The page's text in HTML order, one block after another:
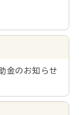
金のお知らせ